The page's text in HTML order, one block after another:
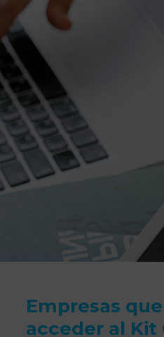
Empresas
acceder al Kit